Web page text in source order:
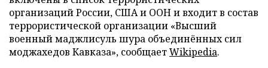
организаций России, США и ООН и входит в состав
террористической организации «Высший
военный маджлисуль шура объединённых сил
моджахедов Кавказа», сообщаетWikipedia.